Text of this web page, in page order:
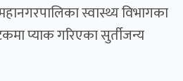
स्वास्थ्य विभागका
प्याक गरिएका सुर्तीजन्य